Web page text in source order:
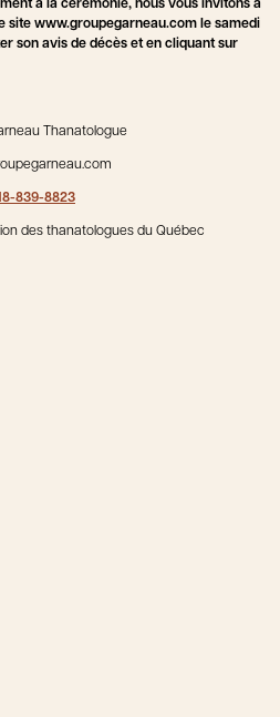
à la cérémonie, nous vous invitons à
site www.groupegarneau.com le samedi
son avis de décès et en cliquant sur
Thanatologue
839-8823
des thanatologues du Québec